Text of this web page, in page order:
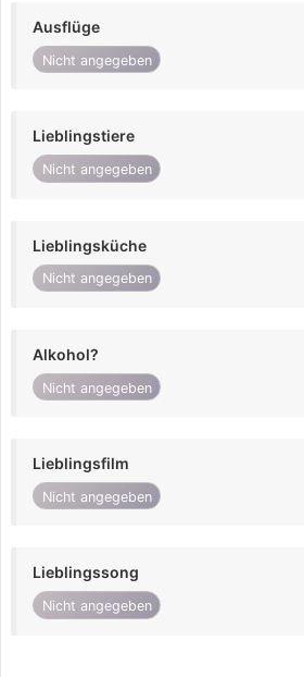
Ausflüge
Nicht angegeben
Lieblingstiere
Nicht angegeben
Lieblingsküche
Nicht angegeben
Alkohol?
Nicht angegeben
Lieblingsfilm
Nicht angegeben
Lieblingssong
Nicht angegeben